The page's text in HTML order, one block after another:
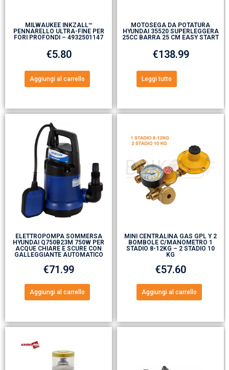
MILWAUKEE INKZALL™
PENNARELLO ULTRA-FINE PER
FORI PROFONDI – 4932501147
€5.80
Aggiungi al carrello
MOTOSEGA DA POTATURA
HYUNDAI 35520 SUPERLEGGERA
25CC BARRA 25 CM EASY START
€138.99
Leggi tutto
ELETTROPOMPA SOMMERSA
HYUNDAI Q750B23M 750W PER
ACQUE CHIARE E SCURE CON
GALLEGGIANTE AUTOMATICO
€71.99
Aggiungi al carrello
MINI CENTRALINA GAS GPL Y 2
BOMBOLE C/MANOMETRO 1
STADIO 8-12KG – 2 STADIO 10
KG
€57.60
Aggiungi al carrello